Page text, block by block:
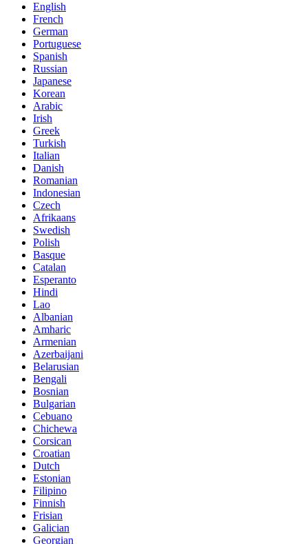
English
French
German
Portuguese
Spanish
Russian
Japanese
Korean
Arabic
Irish
Greek
Turkish
Italian
Danish
Romanian
Indonesian
Czech
Afrikaans
Swedish
Polish
Basque
Catalan
Esperanto
Hindi
Lao
Albanian
Amharic
Armenian
Azerbaijani
Belarusian
Bengali
Bosnian
Bulgarian
Cebuano
Chichewa
Corsican
Croatian
Dutch
Estonian
Filipino
Finnish
Frisian
Galician
Georgian